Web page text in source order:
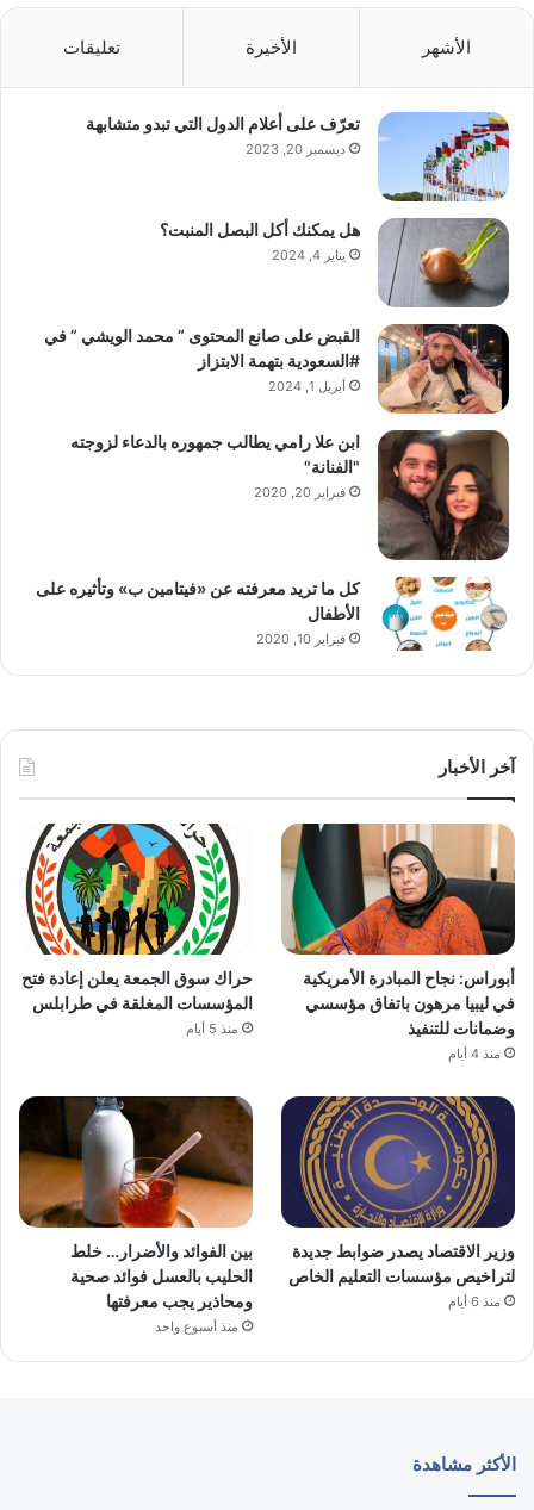
الأشهر الأخيرة تعليقات
تعرّف على أعلام الدول التي تبدو متشابهة
ديسمبر 20, 2023
هل يمكنك أكل البصل المنبت؟
يناير 4, 2024
القبض على صانع المحتوى ” محمد الويشي ” في
#السعودية بتهمة الابتزاز
أبريل 1, 2024
ابن علا رامي يطالب جمهوره بالدعاء لزوجته
"الفنانة"
فبراير 20, 2020
كل ما تريد معرفته عن «فيتامين ب» وتأثيره على
الأطفال
فبراير 10, 2020
آخر الأخبار
أبوراس: نجاح المبادرة الأمريكية
في ليبيا مرهون باتفاق مؤسسي
وضمانات للتنفيذ
منذ 4 أيام
حراك سوق الجمعة يعلن إعادة فتح
المؤسسات المغلقة في طرابلس
منذ 5 أيام
وزير الاقتصاد يصدر ضوابط جديدة
لتراخيص مؤسسات التعليم الخاص
منذ 6 أيام
بين الفوائد والأضرار… خلط
الحليب بالعسل فوائد صحية
ومحاذير يجب معرفتها
منذ أسبوع واحد
الأكثر مشاهدة